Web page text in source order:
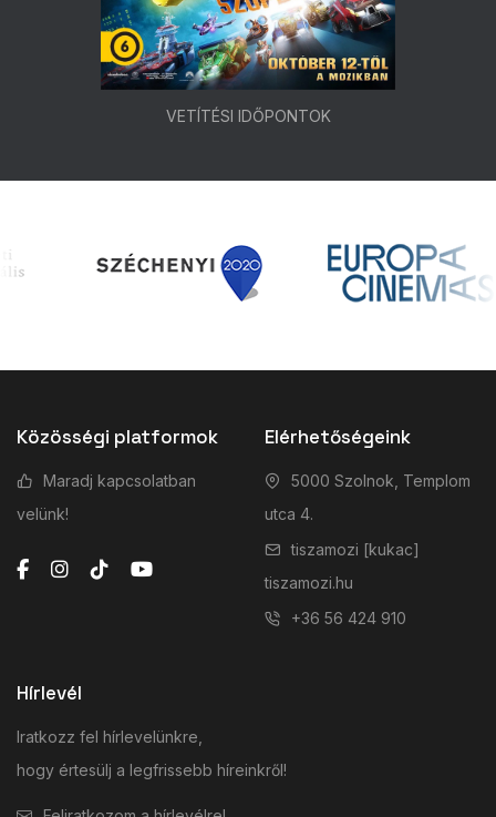
VETÍTÉSI IDŐPONTOK
Közösségi platformok
Maradj kapcsolatban
velünk!
Elérhetőségeink
5000 Szolnok, Templom
utca 4.
tiszamozi [kukac]
tiszamozi.hu
+36 56 424 910
Hírlevél
Iratkozz fel hírlevelünkre,
hogy értesülj a legfrissebb híreinkről!